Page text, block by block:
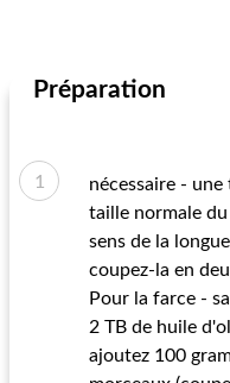
Préparation
nécessaire -
taille normale du
sens de la
coupez-la en
Pour la farce -
2 TB de huile
ajoutez 100